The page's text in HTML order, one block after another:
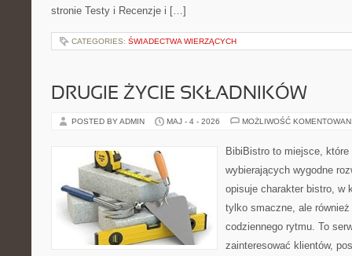
stronie Testy i Recenzje i […]
CATEGORIES: ŚWIADECTWA WIERZĄCYCH
DRUGIE ŻYCIE SKŁADNIKÓW
POSTED BY ADMIN MAJ - 4 - 2026 MOŻLIWOŚĆ
BibiBistro to miejsce,
wybierających wygodne
opisuje charakter bistro, w
tylko smaczne, ale również
codziennego rytmu. To
zainteresować klientów,